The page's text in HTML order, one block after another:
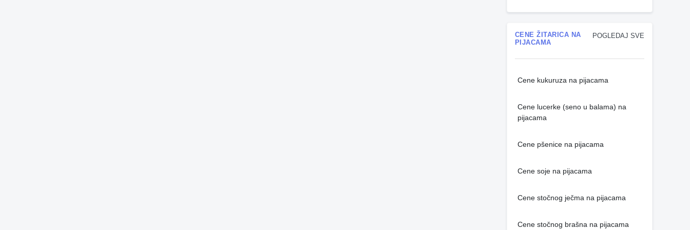
POGLEDAJ SVE
CENE ŽITARICA NA
PIJACAMA
Cene kukuruza na pijacama
Cene lucerke (seno u balama) na
pijacama
Cene pšenice na pijacama
Cene soje na pijacama
Cene stočnog ječma na pijacama
Cene stočnog brašna na pijacama